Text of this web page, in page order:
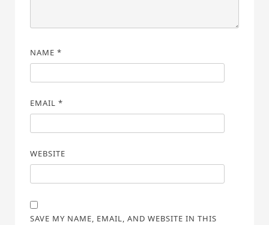
NAME *
EMAIL *
WEBSITE
SAVE MY NAME, EMAIL, AND WEBSITE IN THIS